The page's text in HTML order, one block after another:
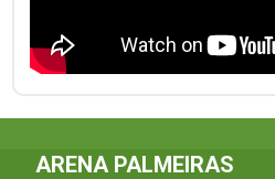
ARENA PALMEIRAS